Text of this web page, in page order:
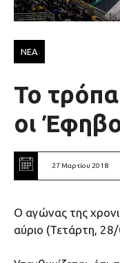
ΝΕΑ
Το
οι
27 Μαρτίου 2018
O αγώνας της
αύριο (Τετάρτη,